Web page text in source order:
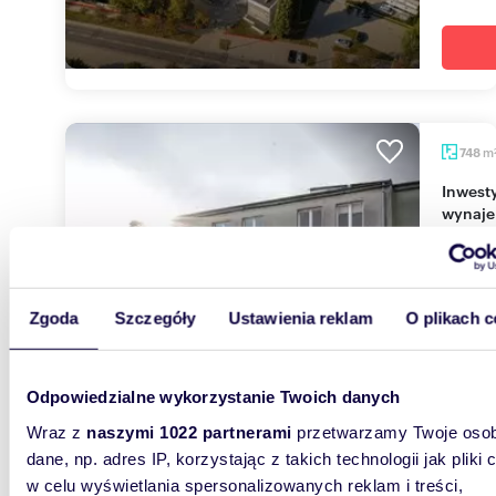
Zgoda Szczegóły Ustawienia reklam O plikach
Odpowiedzialne wykorzystanie Twoich danych
Wraz z naszymi 1022 partnerami przetwarzamy Twoje
dane, np. adres IP, korzystając z takich technologii jak pliki
w celu wyświetlania spersonalizowanych reklam i treści,
748 m
Inwestycyjny budynek 748 m² w Grajewie -
2
lokal